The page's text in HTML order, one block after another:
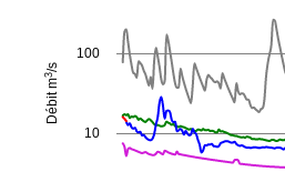
The chart has 1 X axis displaying
The chart has 1 Y axis displaying
Débit m
3
/s
10
100